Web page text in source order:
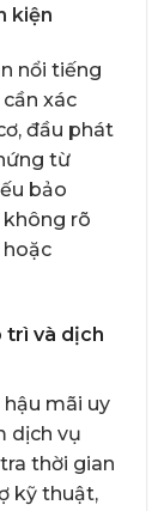
kiện
nổi tiếng
xác
đầu phát
từ
bảo
không rõ
hoặc
trì và dịch
mãi uy
dịch vụ
thời gian
kỹ thuật,